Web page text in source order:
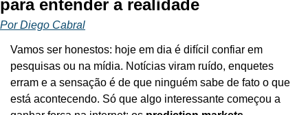
para entender a realidade
Por Diego Cabral
Vamos ser honestos: hoje em dia é difícil confiar em
pesquisas ou na mídia. Notícias viram ruído, enquetes
erram e a sensação é de que ninguém sabe de fato o que
está acontecendo. Só que algo interessante começou a